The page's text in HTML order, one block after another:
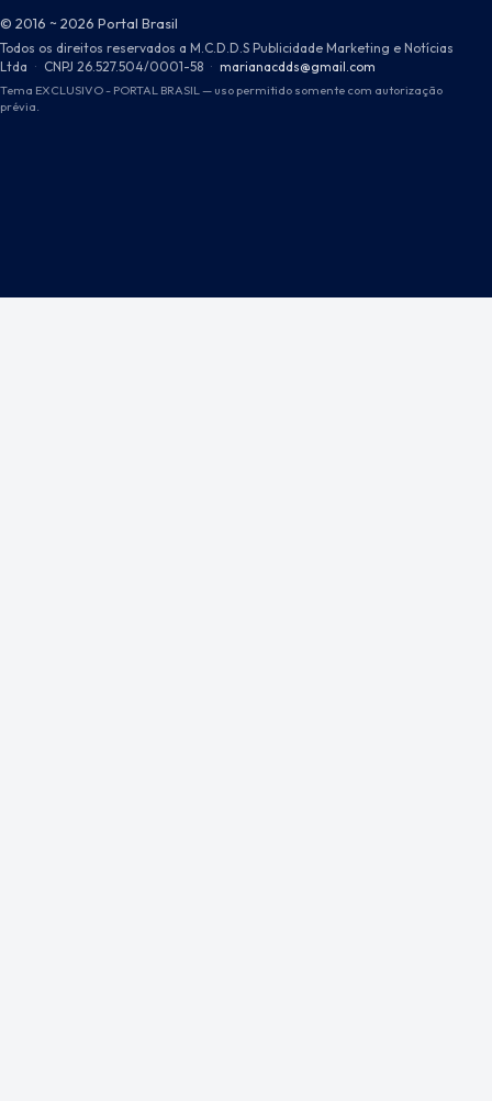
© 2016 ~ 2026 Portal Brasil
Todos os direitos reservados a M.C.D.D.S Publicidade Marketing e Notícias
Ltda · CNPJ 26.527.504/0001-58 · marianacdds@gmail.com
Tema EXCLUSIVO - PORTAL BRASIL — uso permitido somente com autorização
prévia.